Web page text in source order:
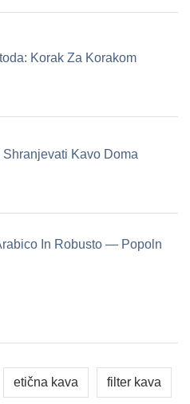
Korak Za Korakom
Kavo Doma
In Robusto — Popoln
etična kava filter kava